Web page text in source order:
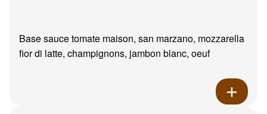
Base sauce tomate maison, san marzano, mozzarella
fior di latte, champignons, jambon blanc, oeuf